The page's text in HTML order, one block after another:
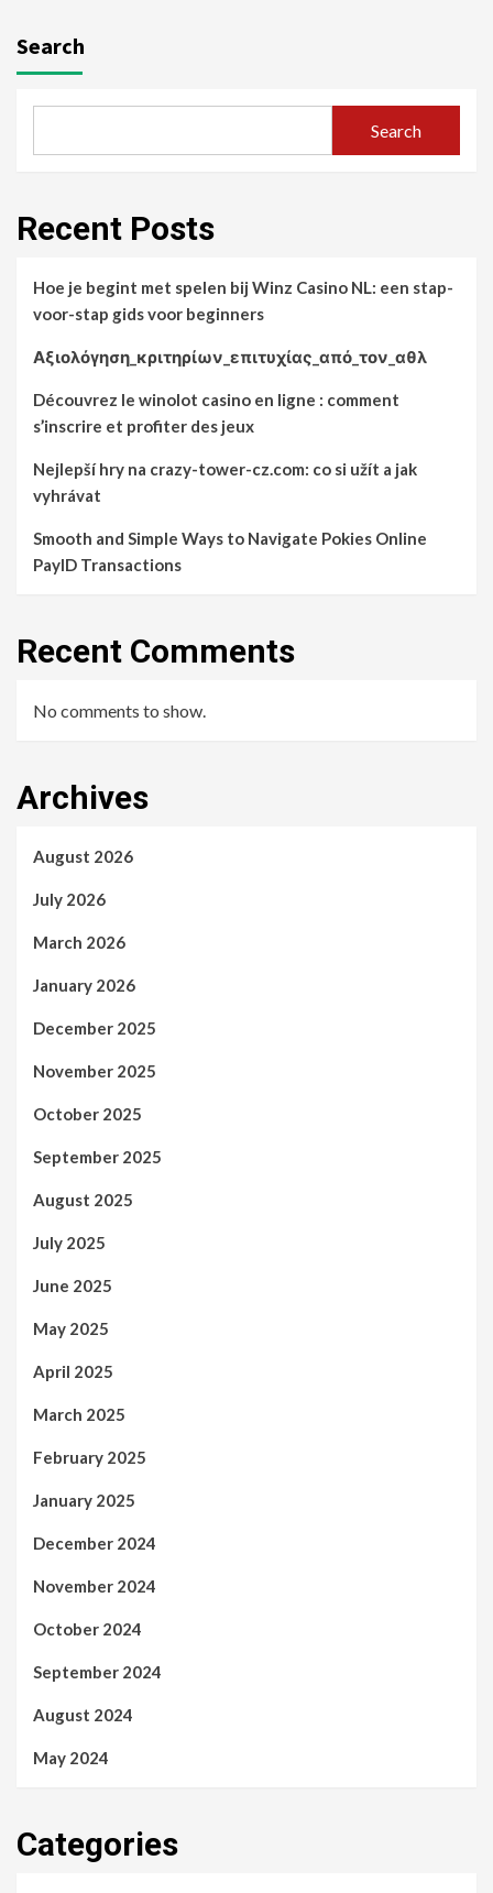
Search
Search
Recent Posts
Hoe je begint met spelen bij Winz Casino NL: een stap-
voor-stap gids voor beginners
Αξιολόγηση_κριτηρίων_επιτυχίας_από_τον_αθλ
Découvrez le winolot casino en ligne : comment
s’inscrire et profiter des jeux
Nejlepší hry na crazy-tower-cz.com: co si užít a jak
vyhrávat
Smooth and Simple Ways to Navigate Pokies Online
PayID Transactions
Recent Comments
No comments to show.
Archives
August 2026
July 2026
March 2026
January 2026
December 2025
November 2025
October 2025
September 2025
August 2025
July 2025
June 2025
May 2025
April 2025
March 2025
February 2025
January 2025
December 2024
November 2024
October 2024
September 2024
August 2024
May 2024
Categories